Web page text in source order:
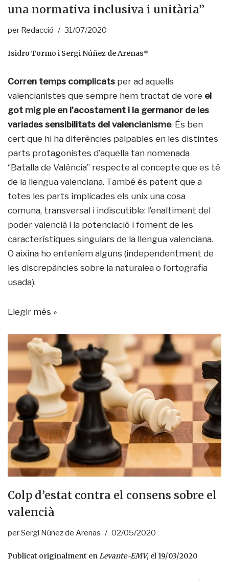
una normativa inclusiva i unitària”
per Redacció 31/07/2020
Isidro Tormo i Sergi Núñez de Arenas*
Corren temps complicats per ad aquells
valencianistes que sempre hem tractat de vore el
got mig ple en l’acostament i la germanor de les
variades sensibilitats del valencianisme. És ben
cert que hi ha diferències palpables en les distintes
parts protagonistes d’aquella tan nomenada
“Batalla de Valéncia” respecte al concepte que es té
de la llengua valenciana. També és patent que a
totes les parts implicades els unix una cosa
comuna, transversal i indiscutible: l’enaltiment del
poder valencià i la potenciació i foment de les
característiques singulars de la llengua valenciana.
O aixina ho enteníem alguns (independentment de
les discrepàncies sobre la naturalea o l’ortografia
usada).
Llegir més »
Colp d’estat contra el consens sobre el
valencià
perSergi Núñez de Arenas 02/05/2020
Publicat originalment enLevante-EMV, el 19/03/2020